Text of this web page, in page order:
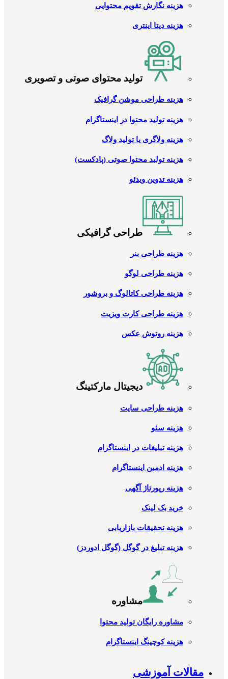
هزینه نگارش تقویم محتوایی
هزینه دیتا اینتری
تولید محتوای صوتی و تصویری
هزینه طراحی موشن گرافیک
هزینه تولید محتوا در اینستاگرام
هزینه ولاگری یا تولید ولاگ
هزینه تولید محتوا صوتی (پادکست)
هزینه تدوین ویدئو
طراحی گرافیکی
هزینه طراحی بنر
هزینه طراحی لوگو
هزینه طراحی کاتالوگ و بروشور
هزینه طراحی کارت ویزیت
هزینه روتوش عکس
دیجیتال مارکتینگ
هزینه طراحی سایت
هزینه سئو
هزینه تبلیغات در اینستاگرام
هزینه ادمین اینستاگرام
هزینه رپورتاژ آگهی
خرید بک لینک
هزینه تحقیقات بازاریابی
هزینه تبلیغ در گوگل (گوگل ادوردز)
مشاوره
مشاوره رایگان تولید محتوا
هزینه کوچینگ اینستاگرام
مقالات آموزشی